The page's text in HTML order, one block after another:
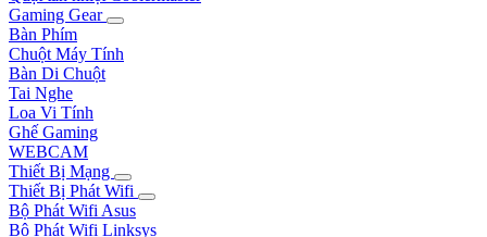
Gaming Gear
Bàn Phím
Chuột Máy Tính
Bàn Di Chuột
Tai Nghe
Loa Vi Tính
Ghế Gaming
WEBCAM
Thiết Bị Mạng
Thiết Bị Phát Wifi
Bộ Phát Wifi Asus
Bộ Phát Wifi Linksys